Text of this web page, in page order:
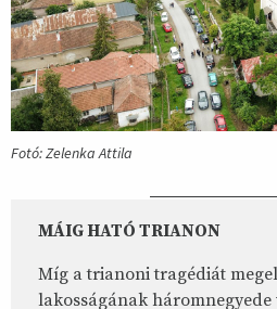
Fotó: Zelenka Attila
MÁIG HATÓ TRIANON
Míg a trianoni tragédiát
lakosságának